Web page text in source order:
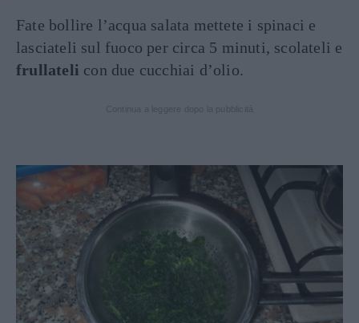
Fate bollire l’acqua salata mettete i spinaci e
lasciateli sul fuoco per circa 5 minuti, scolateli e
frullateli con due cucchiai d’olio.